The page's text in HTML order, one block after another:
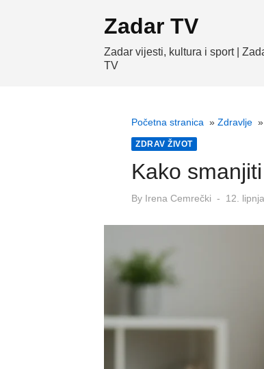
Zadar TV
Zadar vijesti, kultura i sport |
TV
Početna stranica » Zdravlje »
ZDRAV ŽIVOT
Kako
By Irena Cemrečki
Posted
12.